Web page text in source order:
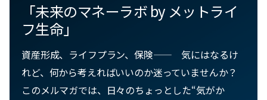
「未来のマネーラボ by メットライ
フ生命」
資産形成、ライフプラン、保険—— ​気にはなるけ
れど、何から考えればいいのか迷っていませんか？
このメルマガでは、日々のちょっとした“気がか